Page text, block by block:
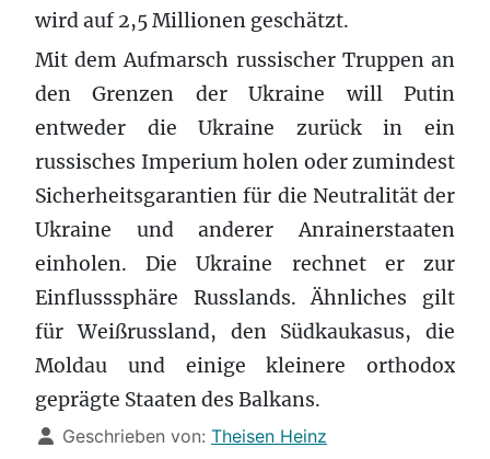
wird auf 2,5 Millionen geschätzt.
Mit dem Aufmarsch russischer Truppen an
den Grenzen der Ukraine will Putin
entweder die Ukraine zurück in ein
russisches Imperium holen oder zumindest
Sicherheitsgarantien für die Neutralität der
Ukraine und anderer Anrainerstaaten
einholen. Die Ukraine rechnet er zur
Einflusssphäre Russlands. Ähnliches gilt
für Weißrussland, den Südkaukasus, die
Moldau und einige kleinere orthodox
geprägte Staaten des Balkans.
DetailsGeschrieben von: Theisen Heinz